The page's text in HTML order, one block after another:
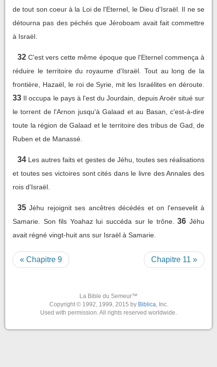
de tout son coeur à la Loi de l'Eternel, le Dieu d'Israël. Il ne se
détourna pas des péchés que Jéroboam avait fait commettre
à Israël.
32 C'est vers cette même époque que l'Eternel commença à
réduire le territoire du royaume d'Israël. Tout au long de la
frontière, Hazaël, le roi de Syrie, mit les Israélites en déroute.
33 Il occupa le pays à l'est du Jourdain, depuis Aroër situé sur
le torrent de l'Arnon jusqu'à Galaad et au Basan, c'est-à-dire
toute la région de Galaad et le territoire des tribus de Gad, de
Ruben et de Manassé.
34 Les autres faits et gestes de Jéhu, toutes ses réalisations
et toutes ses victoires sont cités dans le livre des Annales des
rois d'Israël.
35 Jéhu rejoignit ses ancêtres décédés et on l'ensevelit à
Samarie. Son fils Yoahaz lui succéda sur le trône.
36 Jéhu
avait régné vingt-huit ans sur Israël à Samarie.
« Chapitre 9 Chapitre 11 »
La Bible du Semeur™
Copyright © 1992, 1999, 2015 by Biblica, Inc.
Used with permission. All rights reserved worldwide.